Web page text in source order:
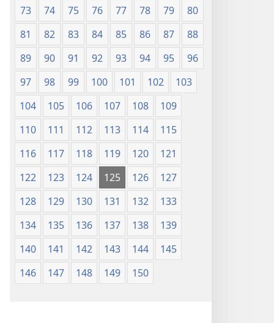
73
74 75 76 77 78 79
80
81
82 83 84 85 86 87
88
89
90 91 92 93 94 95
96
97
98 99 100 101 102
103
104
105 106 107 108
109
110
111 112 113 114
115
116
117 118 119 120
121
122
123 124 125 126
127
128
129 130 131 132
133
134
135 136 137 138
139
140
141 142 143 144
145
146
147 148 149 150